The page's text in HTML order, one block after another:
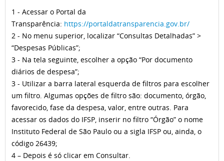
1 - Acessar o Portal da
Transparência: https://portaldatransparencia.gov.br/
2 - No menu superior, localizar “Consultas Detalhadas” >
“Despesas Públicas”;
3 - Na tela seguinte, escolher a opção “Por documento
diários de despesa”;
3 - Utilizar a barra lateral esquerda de filtros para escolher
um filtro. Algumas opções de filtro são: documento, órgão,
favorecido, fase da despesa, valor, entre outras. Para
acessar os dados do IFSP, inserir no filtro “Órgão” o nome
Instituto Federal de São Paulo ou a sigla IFSP ou, ainda, o
código 26439;
4 – Depois é só clicar em Consultar.